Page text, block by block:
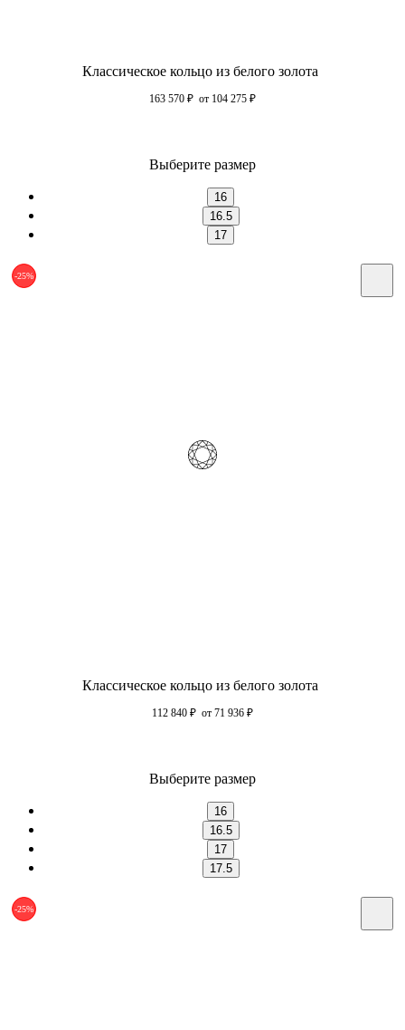
Классическое кольцо из белого золота
163 570 ₽ от 104 275 ₽
Выберите размер
16
16.5
17
-25%
Классическое кольцо из белого золота
112 840 ₽ от 71 936 ₽
Выберите размер
16
16.5
17
17.5
-25%